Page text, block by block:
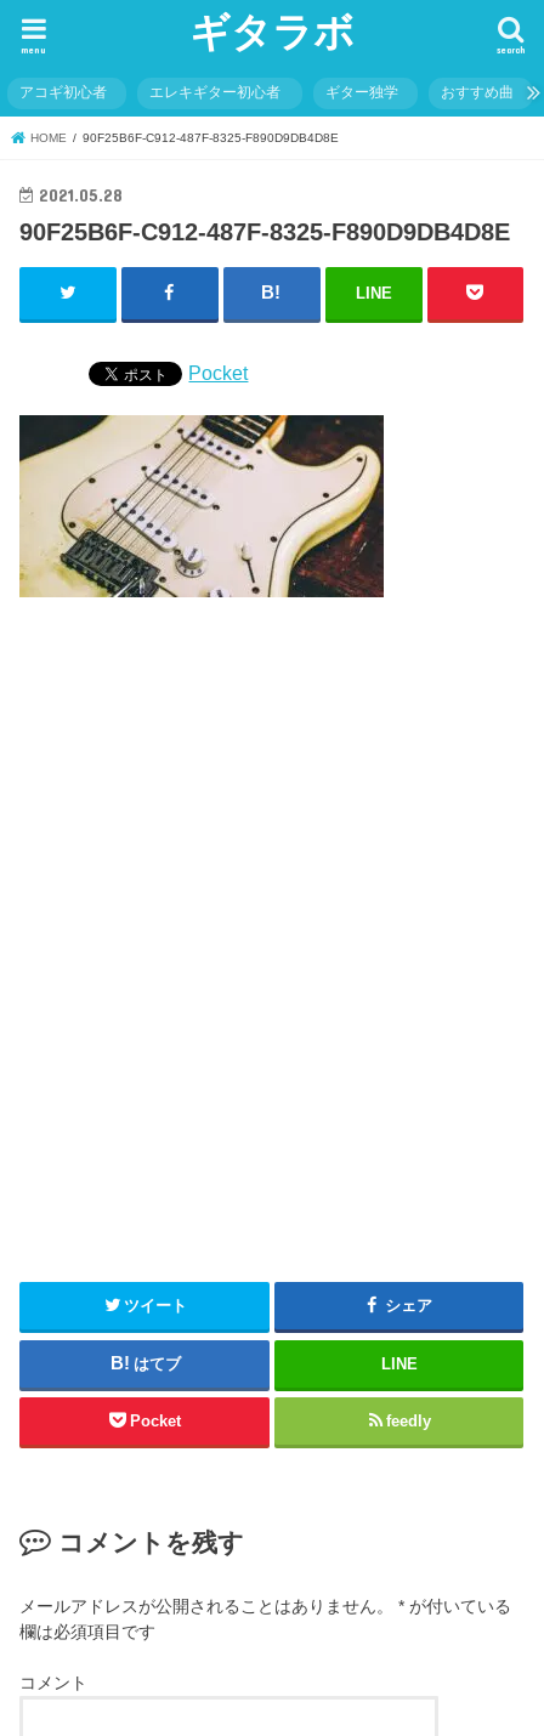
ギタラボ search
menu
アコギ初心者 エレキギター初心者 ギター独学 おすすめ曲
HOME 90F25B6F-C912-487F-8325-F890D9DB4D8E
2021.05.28
90F25B6F-C912-487F-8325-F890D9DB4D8E
LINE
Pocket
ツイート シェア
はてブ LINE
Pocket feedly
コメントを残す
メールアドレスが公開されることはありません。 * が付いている
欄は必須項目です
コメント